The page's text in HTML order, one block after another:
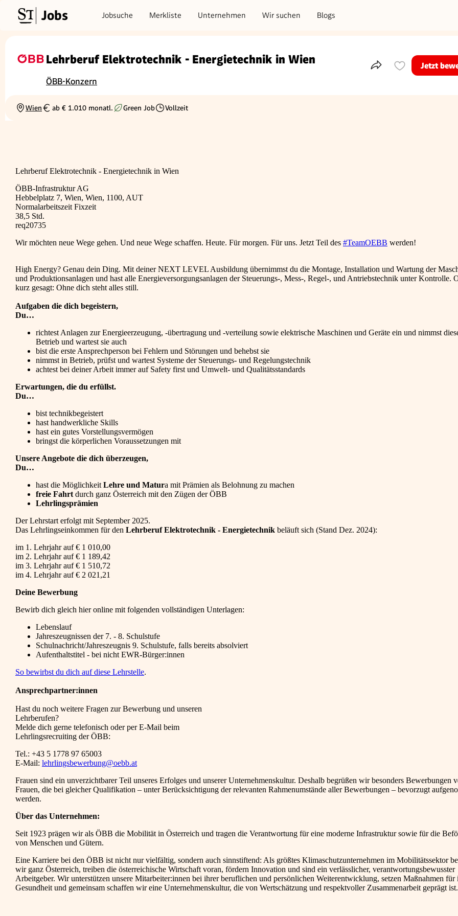
Jobs Jobsuche Merkliste Unternehmen Wir suchen Blogs
Lehrberuf Elektrotechnik - Energietechnik in Wien
ÖBB-Konzern
Teile dieses Inserat
Jetzt
Ortschaft
Wien
Gehalt
ab € 1.010 monatl. Green Job
Beschäftigungsart
Vollzeit
Lehrberuf Elektrotechnik - Energietechnik in Wien
ÖBB-Infrastruktur AG
Hebbelplatz 7, Wien, Wien, 1100, AUT
Normalarbeitszeit Fixzeit
38,5 Std.
req20735
Wir möchten neue Wege gehen. Und neue Wege schaffen. Heute. Für morgen. Für uns. Jetzt Teil des #TeamOEBB werden!
High Energy? Genau dein Ding. Mit deiner NEXT LEVEL Ausbildung übernimmst du die Montage, Installation und Wartung der
und Produktionsanlagen und hast alle Energieversorgungsanlagen der Steuerungs-, Mess-, Regel-, und Antriebstechnik unter Kontrolle.
kurz gesagt: Ohne dich steht alles still.
Aufgaben die dich begeistern,
Du…
richtest Anlagen zur Energieerzeugung, -übertragung und -verteilung sowie elektrische Maschinen und Geräte ein und nimmst
Betrieb und wartest sie auch
bist die erste Ansprechperson bei Fehlern und Störungen und behebst sie
nimmst in Betrieb, prüfst und wartest Systeme der Steuerungs- und Regelungstechnik
achtest bei deiner Arbeit immer auf Safety first und Umwelt- und Qualitätsstandards
Erwartungen, die du erfüllst.
Du…
bist technikbegeistert
hast handwerkliche Skills
hast ein gutes Vorstellungsvermögen
bringst die körperlichen Voraussetzungen mit
Unsere Angebote die dich überzeugen,
Du…
hast die Möglichkeit Lehre und Matura mit Prämien als Belohnung zu machen
freie Fahrt durch ganz Österreich mit den Zügen der ÖBB
Lehrlingsprämien
Der Lehrstart erfolgt mit September 2025.
Das Lehrlingseinkommen für den Lehrberuf Elektrotechnik - Energietechnik beläuft sich (Stand Dez. 2024):
im 1. Lehrjahr auf € 1 010,00
im 2. Lehrjahr auf € 1 189,42
im 3. Lehrjahr auf € 1 510,72
im 4. Lehrjahr auf € 2 021,21
Deine Bewerbung
Bewirb dich gleich hier online mit folgenden vollständigen Unterlagen:
Lebenslauf
Jahreszeugnissen der 7. - 8. Schulstufe
Schulnachricht/Jahreszeugnis 9. Schulstufe, falls bereits absolviert
Aufenthaltstitel - bei nicht EWR-Bürger:innen
So bewirbst du dich auf diese Lehrstelle.
Ansprechpartner:innen
Hast du noch weitere Fragen zur Bewerbung und unseren
Lehrberufen?
Melde dich gerne telefonisch oder per E-Mail beim
Lehrlingsrecruiting der ÖBB:
Tel.: +43 5 1778 97 65003
E-Mail: lehrlingsbewerbung@oebb.at
Frauen sind ein unverzichtbarer Teil unseres Erfolges und unserer Unternehmenskultur. Deshalb begrüßen wir besonders Bewerbungen
Frauen, die bei gleicher Qualifikation – unter Berücksichtigung der relevanten Rahmenumstände aller Bewerbungen – bevorzugt
werden.
Über das Unternehmen:
Seit 1923 prägen wir als ÖBB die Mobilität in Österreich und tragen die Verantwortung für eine moderne Infrastruktur sowie für die
von Menschen und Gütern.
Eine Karriere bei den ÖBB ist nicht nur vielfältig, sondern auch sinnstiftend: Als größtes Klimaschutzunternehmen im Mobilitätssektor
wir ganz Österreich, treiben die österreichische Wirtschaft voran, fördern Innovation und sind ein verlässlicher, verantwortungsbewusster
Arbeitgeber. Wir unterstützen unsere Mitarbeiter:innen bei ihrer beruflichen und persönlichen Weiterentwicklung, setzen Maßnahmen für
Gesundheit und gemeinsam schaffen wir eine Unternehmenskultur, die von Wertschätzung und respektvoller Zusammenarbeit geprägt ist.